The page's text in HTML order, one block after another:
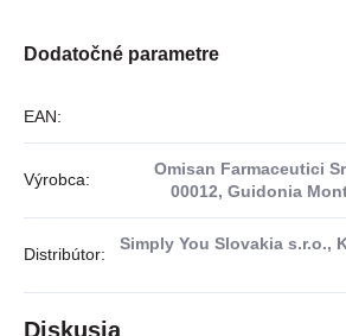
Dodatočné parametre
EAN:
Výrobca:
Omisan Farmaceutici
00012, Guidonia
Distribútor:
Simply You Slovakia s.r.o.,
Diskusia